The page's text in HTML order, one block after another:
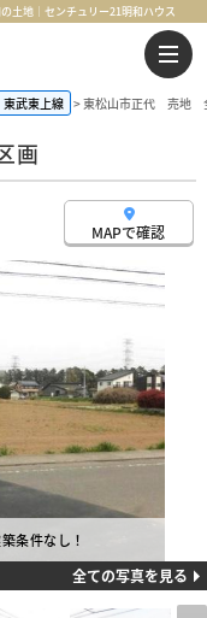
土地｜センチュリー21明和ハウス
東武東上線 東松山市正代 売地
画
MAPで確認
条件なし！
全ての写真を見る